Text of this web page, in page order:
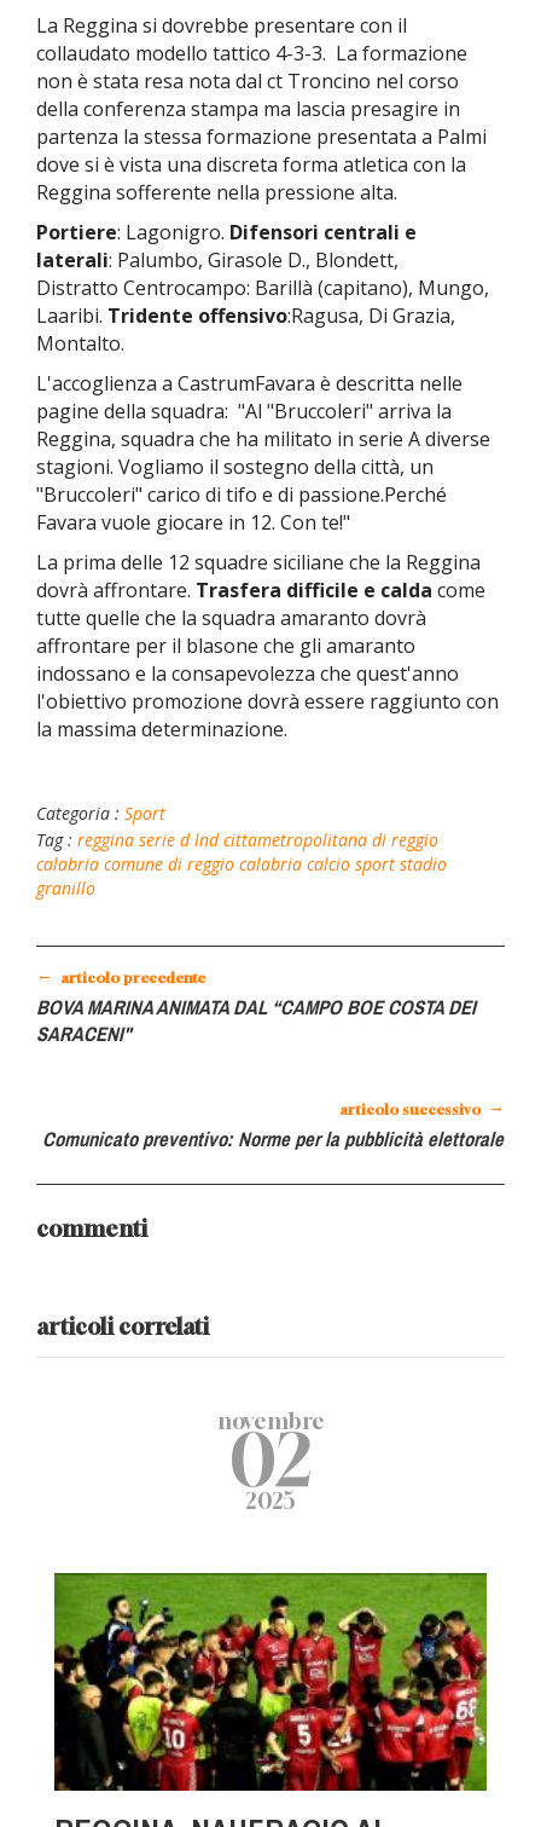
La Reggina si dovrebbe presentare con il
collaudato modello tattico 4-3-3. La formazione
non è stata resa nota dal ct Troncino nel corso
della conferenza stampa ma lascia presagire in
partenza la stessa formazione presentata a Palmi
dove si è vista una discreta forma atletica con la
Reggina sofferente nella pressione alta.
Portiere: Lagonigro. Difensori centrali e
laterali: Palumbo, Girasole D., Blondett,
Distratto Centrocampo: Barillà (capitano), Mungo,
Laaribi. Tridente offensivo:Ragusa, Di Grazia,
Montalto.
L'accoglienza a CastrumFavara è descritta nelle
pagine della squadra: "Al "Bruccoleri" arriva la
Reggina, squadra che ha militato in serie A diverse
stagioni. Vogliamo il sostegno della città, un
"Bruccoleri" carico di tifo e di passione.Perché
Favara vuole giocare in 12. Con te!"
La prima delle 12 squadre siciliane che la Reggina
dovrà affrontare. Trasfera difficile e calda come
tutte quelle che la squadra amaranto dovrà
affrontare per il blasone che gli amaranto
indossano e la consapevolezza che quest'anno
l'obiettivo promozione dovrà essere raggiunto con
la massima determinazione.
Categoria : Sport
Tag : reggina serie dlndcittametropolitana di reggio
calabria comune di reggio calabria calcio sport stadio
granillo
← articolo precedente
BOVA MARINA ANIMATA DAL “CAMPO BOE COSTA DEI
SARACENI"
articolo successivo →
Comunicato preventivo: Norme per la pubblicità elettorale
commenti
articoli correlati
novembre
02
2025